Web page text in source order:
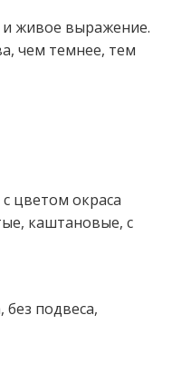
и живое выражение.
чем темнее, тем
цветом окраса
каштановые, с
подвеса,